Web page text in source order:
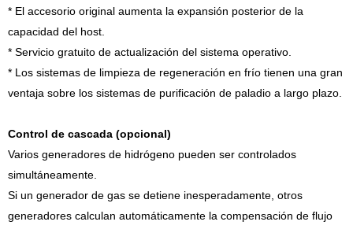
* El accesorio original aumenta la expansión posterior de la
capacidad del host.
* Servicio gratuito de actualización del sistema operativo.
* Los sistemas de limpieza de regeneración en frío tienen una gran
ventaja sobre los sistemas de purificación de paladio a largo plazo.
Control de cascada (opcional)
Varios generadores de hidrógeno pueden ser controlados
simultáneamente.
Si un generador de gas se detiene inesperadamente, otros
generadores calculan automáticamente la compensación de flujo